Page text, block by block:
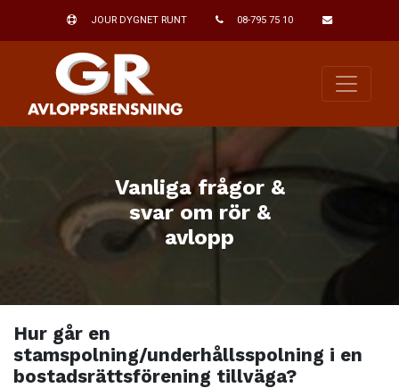
JOUR DYGNET RUNT 08-795 75 10
Vanliga frågor &
svar om rör &
avlopp
Hur går en
stamspolning/underhållsspolning i en
bostadsrättsförening tillväga?